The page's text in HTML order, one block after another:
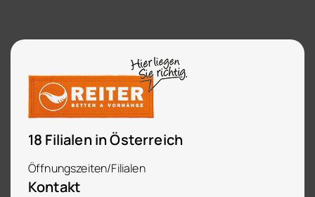
18 Filialen in Österreich
Öffnungszeiten/Filialen
Kontakt